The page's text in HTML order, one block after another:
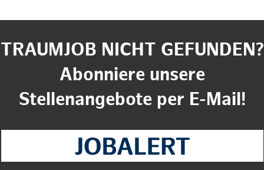
TRAUMJOB NICHT GEFUNDEN?
Abonniere unsere
Stellenangebote per E-Mail!